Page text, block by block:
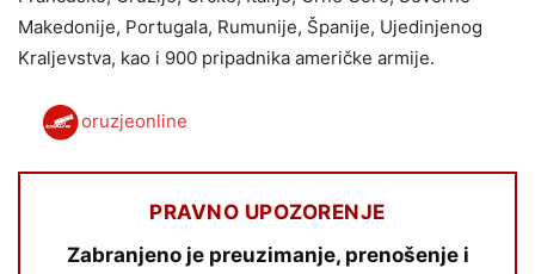
Makedonije, Portugala, Rumunije, Španije, Ujedinjenog
Kraljevstva, kao i 900 pripadnika američke armije.
oruzjeonline
PRAVNO UPOZORENJE
Zabranjeno je preuzimanje, prenošenje i